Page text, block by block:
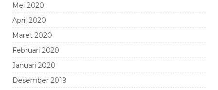
Mei 2020
April 2020
Maret 2020
Februari 2020
Januari 2020
Desember 2019